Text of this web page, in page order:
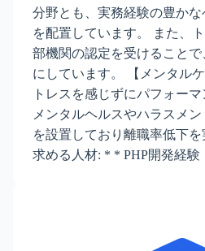
分野とも、実務経験の豊か
を配置しています。 また、
部機関の認定を受けること
にしています。 【メンタル
トレスを感じずにパフォー
メンタルヘルスやハラスメ
を設置しており離職率低下
求める人材: * * PHP開発経験